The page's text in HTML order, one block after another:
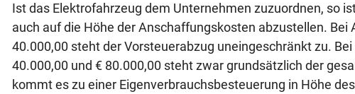
Ist das Elektrofahrzeug dem Unternehmen zuzuordnen, so
auch auf die Höhe der Anschaffungskosten abzustellen. Bei
40.000,00 steht der Vorsteuerabzug uneingeschränkt zu.
40.000,00 und € 80.000,00 steht zwar grundsätzlich der
kommt es zu einer Eigenverbrauchsbesteuerung in Höhe